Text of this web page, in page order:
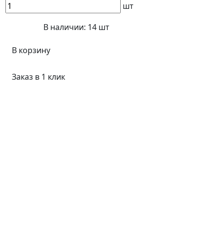
шт
В наличии: 14 шт
В корзину
Заказ в 1 клик